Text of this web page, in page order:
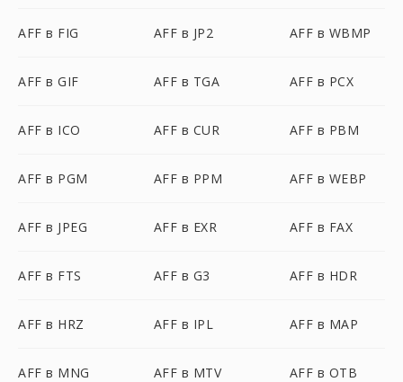
AFF в FIG AFF в JP2 AFF в WBMP
AFF в GIF AFF в TGA AFF в PCX
AFF в ICO AFF в CUR AFF в PBM
AFF в PGM AFF в PPM AFF в WEBP
AFF в JPEG AFF в EXR AFF в FAX
AFF в FTS AFF в G3 AFF в HDR
AFF в HRZ AFF в IPL AFF в MAP
AFF в MNG AFF в MTV AFF в OTB